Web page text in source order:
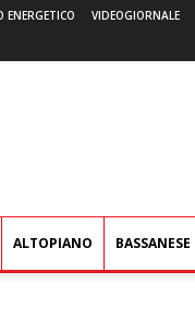
ENERGETICO VIDEOGIORNALE
ALTOPIANO BASSANESE